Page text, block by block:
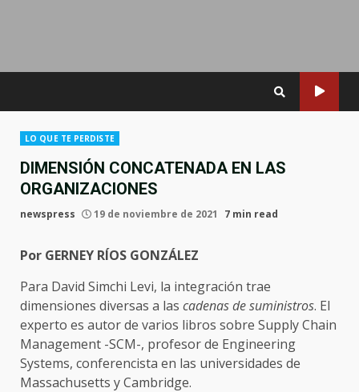
LO QUE TE PERDISTE
DIMENSIÓN CONCATENADA EN LAS
ORGANIZACIONES
newspress 19 de noviembre de 2021 7 min read
Por GERNEY RÍOS GONZÁLEZ
Para David Simchi Levi, la integración trae
dimensiones diversas a las cadenas de suministros. El
experto es autor de varios libros sobre Supply Chain
Management -SCM-, profesor de Engineering
Systems, conferencista en las universidades de
Massachusetts y Cambridge.